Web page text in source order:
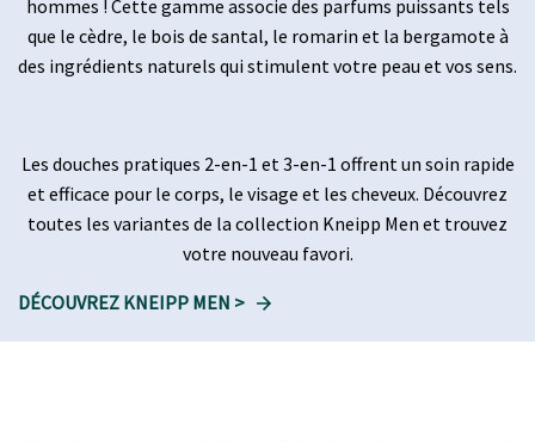
hommes ! Cette gamme associe des parfums puissants tels
que le cèdre, le bois de santal, le romarin et la bergamote à
des ingrédients naturels qui stimulent votre peau et vos sens.
Les douches pratiques 2-en-1 et 3-en-1 offrent un soin rapide
et efficace pour le corps, le visage et les cheveux. Découvrez
toutes les variantes de la collection Kneipp Men et trouvez
votre nouveau favori.
DÉCOUVREZ KNEIPP MEN >